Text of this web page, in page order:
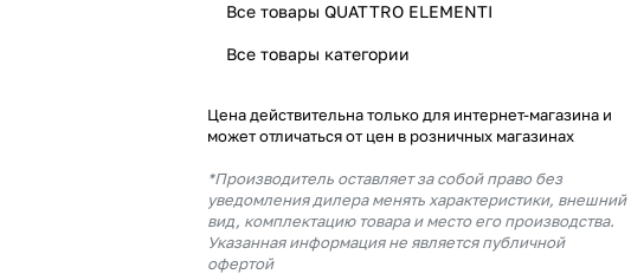
Все товары QUATTRO ELEMENTI
Все товары категории
Цена действительна только для интернет-магазина и
может отличаться от цен в розничных магазинах
*Производитель оставляет за собой право без
уведомления дилера менять характеристики, внешний
вид, комплектацию товара и место его производства.
Указанная информация не является публичной
офертой